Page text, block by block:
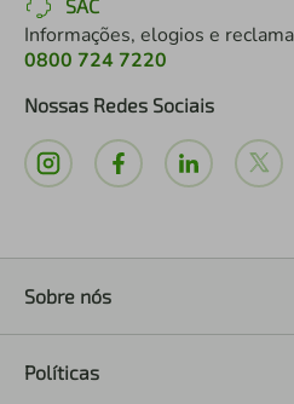
SAC
Informações, elogios e
0800 724 7220
Nossas Redes Sociais
Sobre nós
Políticas